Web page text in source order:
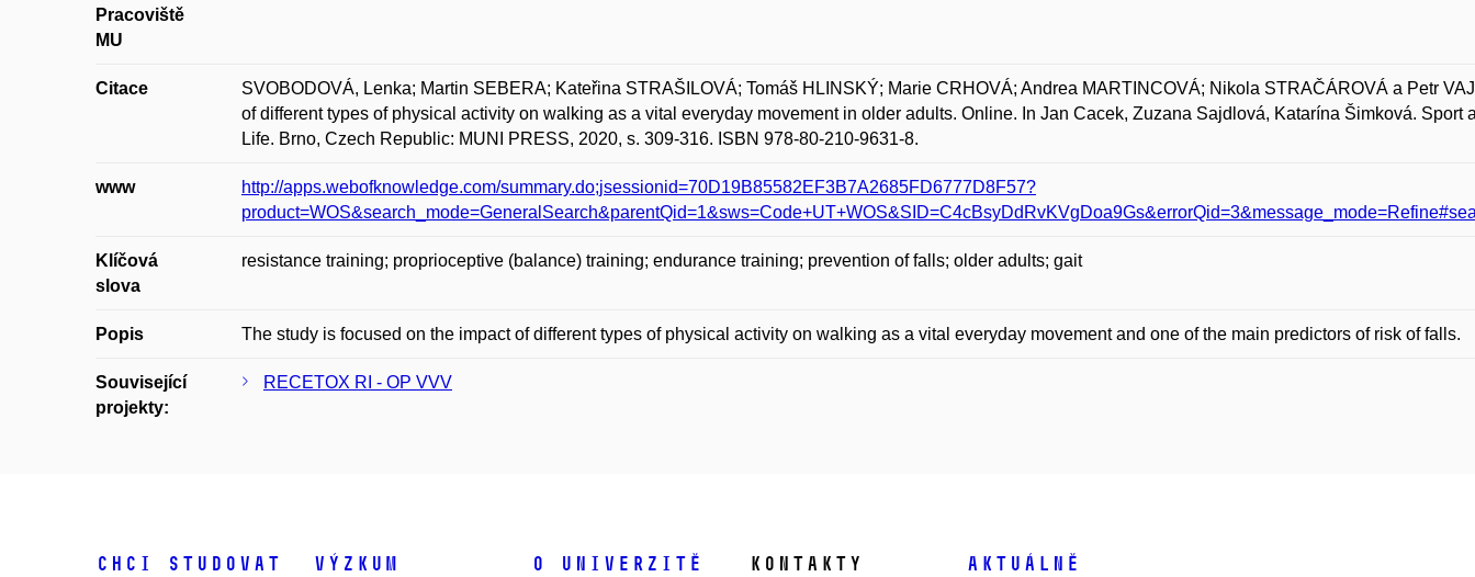
Pracoviště
MU
Citace
SVOBODOVÁ, Lenka; Martin SEBERA; Kateřina STRAŠILOVÁ; Tomáš HLINSKÝ; Marie CRHOVÁ; Andrea MARTINCOVÁ; Nikola STRAČÁROVÁ a Petr
of different types of physical activity on walking as a vital everyday movement in older adults. Online. In Jan Cacek, Zuzana Sajdlová, Katarína Šimková. Sport
Life. Brno, Czech Republic: MUNI PRESS, 2020, s. 309-316. ISBN 978-80-210-9631-8.
www
http://apps.webofknowledge.com/summary.do;jsessionid=70D19B85582EF3B7A2685FD6777D8F57?
Klíčová
slova
resistance training; proprioceptive (balance) training; endurance training; prevention of falls; older adults; gait
Popis The study is focused on the impact of different types of physical activity on walking as a vital everyday movement and one of the main predictors of risk of falls.
Související
projekty:
RECETOX RI - OP VVV
Chci studovat Výzkum O univerzitě Kontakty Aktuálně